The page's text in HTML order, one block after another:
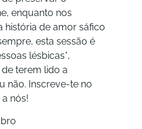
enquanto nos
de amor sáfico
esta sessão é
lésbicas*,
terem lido a
não. Inscreve-te no
nós!